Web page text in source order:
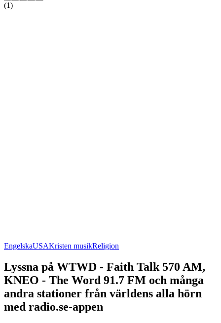
(1)
EngelskaUSAKristen musikReligion
Lyssna på WTWD - Faith Talk 570 AM,
KNEO - The Word 91.7 FM och många
andra stationer från världens alla hörn
med radio.se-appen